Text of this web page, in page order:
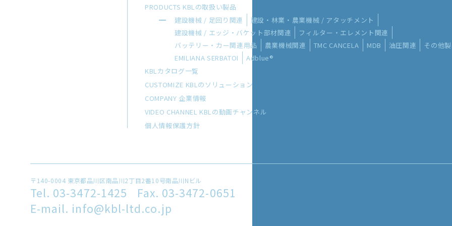
PRODUCTS KBLの取扱い製品
建設機械 / 足回り関連
建設・林業・農業機械 / アタッチメント
建設機械 / エッジ・バケット部材関連
フィルター・エレメント関連
バッテリー・カー関連用品
農業機械関連 TMC CANCELA MDB 油圧関連
その他
EMILIANA SERBATOI
Adblue®
KBLカタログ一覧
CUSTOMIZE KBLのソリューション
COMPANY 企業情報
VIDEO CHANNEL KBLの動画チャンネル
個人情報保護方針
〒140-0004 東京都品川区南品川2丁目2番10号南品川Nビル
Tel. 03-3472-1425
Fax. 03-3472-0651
E-mail. info@kbl-ltd.co.jp